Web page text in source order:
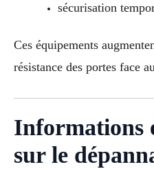
sécurisation
Ces équipements
résistance des portes face
Informations
sur le